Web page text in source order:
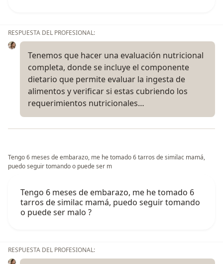
RESPUESTA DEL PROFESIONAL:
Tenemos que hacer una evaluación nutricional
completa, donde se incluye el componente
dietario que permite evaluar la ingesta de
alimentos y verificar si estas cubriendo los
requerimientos nutricionales…
Tengo 6 meses de embarazo, me he tomado 6 tarros de similac mamá,
puedo seguir tomando o puede ser m
Tengo 6 meses de embarazo, me he tomado 6
tarros de similac mamá, puedo seguir tomando
o puede ser malo ?
RESPUESTA DEL PROFESIONAL: